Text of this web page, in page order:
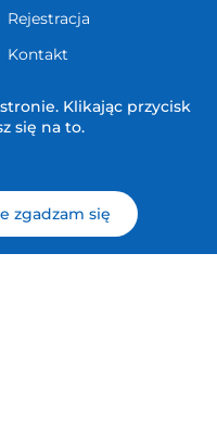
Rejestracja
Kontakt
Klikając przycisk
się na to.
zgadzam się